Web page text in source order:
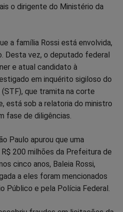
o dirigente do Ministério da
a família Rossi está envolvida,
Desta vez, o deputado federal
e atual candidato à
em inquérito sigiloso do
que tramita na corte
está sob a relatoria do ministro
fase de diligências.
Paulo apurou que uma
200 milhões da Prefeitura de
cinco anos, Baleia Rossi,
a eles foram mencionados
Público e pela Polícia Federal.